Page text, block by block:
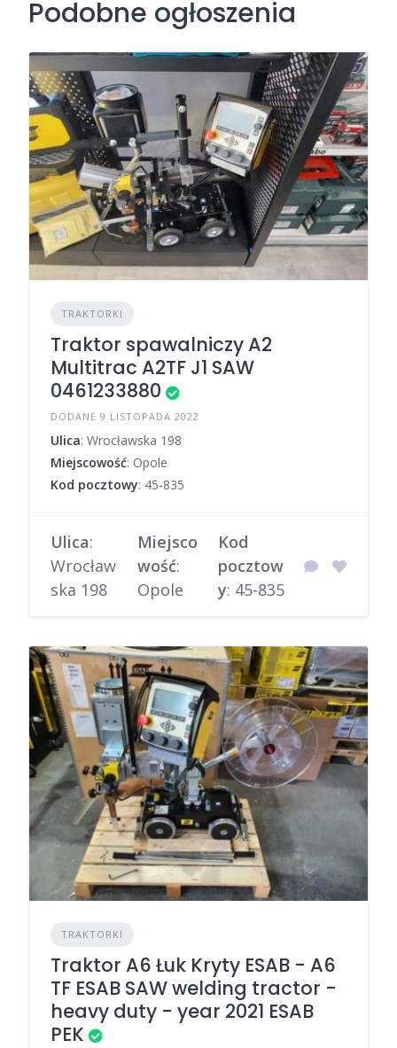
Podobne ogłoszenia
TRAKTORKI
Traktor spawalniczy A2
Multitrac A2TF J1 SAW
0461233880
DODANE 9 LISTOPADA 2022
Ulica: Wrocławska 198
Miejscowość: Opole
Kod pocztowy: 45-835
Ulica:
Wrocław
ska 198
Miejsco
wość:
Opole
Kod
pocztow
y: 45-835
TRAKTORKI
Traktor A6 Łuk Kryty ESAB - A6
TF ESAB SAW welding tractor -
heavy duty - year 2021 ESAB
PEK